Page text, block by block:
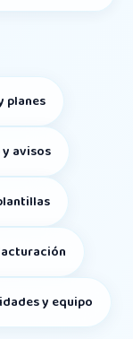
planes
avisos
y equipo